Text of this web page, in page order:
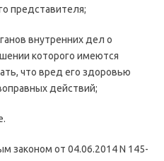
представителя;
внутренних дел о
которого имеются
что вред его здоровью
действий;
законом от 04.06.2014 N 145-